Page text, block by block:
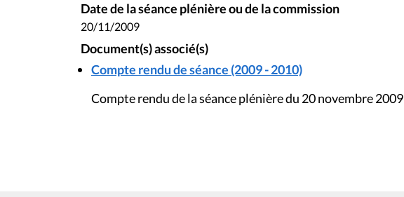
Date de la séance plénière ou de la commission
20/11/2009
Document(s) associé(s)
Compte rendu de séance (2009 - 2010)
Compte rendu de la séance plénière du 20 novembre 2009